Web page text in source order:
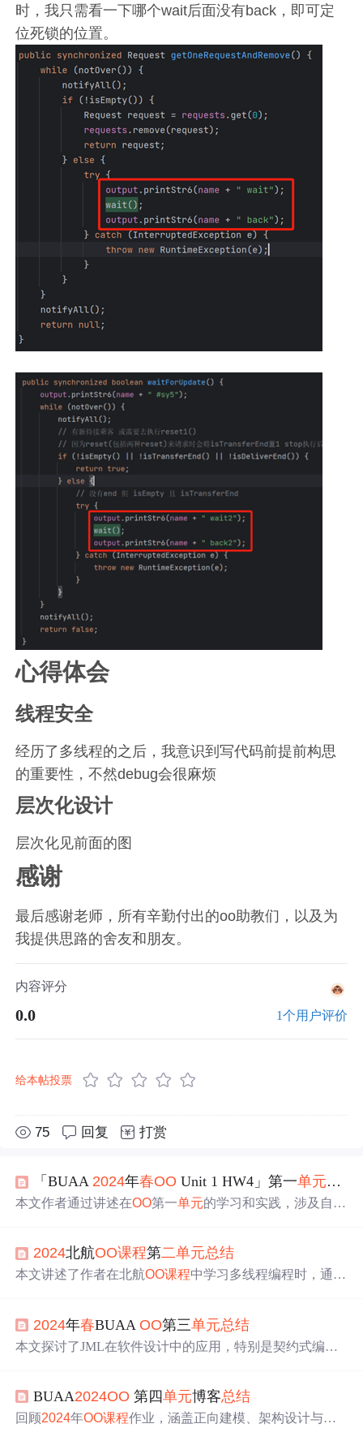
时，我只需看一下哪个wait后面没有back，即可定
位死锁的位置。
心得体会
线程安全
经历了多线程的之后，我意识到写代码前提前构思
的重要性，不然debug会很麻烦
层次化设计
层次化见前面的图
感谢
最后感谢老师，所有辛勤付出的oo助教们，以及为
我提供思路的舍友和朋友。
内容评分
0.0 1个用户评价
给本帖投票
75 回复 打赏
「BUAA 2024年春OO Unit 1 HW4」第一单元总结
本文作者通过讲述在OO第一单元的学习和实践，涉及自我
重要性。
2024北航OO课程第二单元总结
本文讲述了作者在北航OO课程中学习多线程编程时，通过
路、类结构、同步控制和遇到的问题，强调了线程安全在
多线程编程中的重要性。
2024年春BUAA OO第三单元总结
本文探讨了JML在软件设计中的应用，特别是契约式编程
向对象课程中的学习心得和体会到的OO原则实践。
BUAA2024OO 第四单元博客总结
回顾2024年OO课程作业，涵盖正向建模、架构设计与测